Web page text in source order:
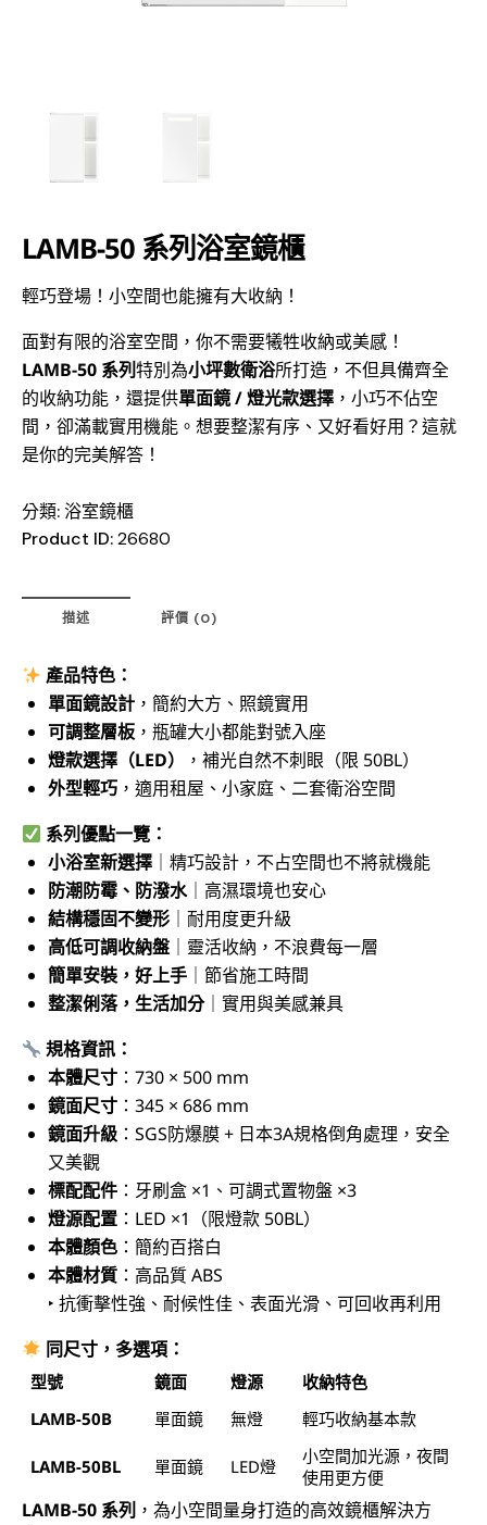
LAMB-50 系列浴室鏡櫃
輕巧登場！小空間也能擁有大收納！
面對有限的浴室空間，你不需要犧牲收納或美感！
LAMB-50 系列特別為小坪數衛浴所打造，不但具備齊全
的收納功能，還提供單面鏡 / 燈光款選擇 ，小巧不佔空
間，卻滿載實用機能。想要整潔有序、又好看好用？這就
是你的完美解答！
分類:浴室鏡櫃
Product ID:26680
描述 評價 (0)
產品特色：
單面鏡設計 ，簡約大方、照鏡實用
可調整層板 ，瓶罐大小都能對號入座
燈款選擇（LED）
，補光自然不刺眼（限 50BL）
外型輕巧 ，適用租屋、小家庭、二套衛浴空間
系列優點一覽：
小浴室新選擇 ｜精巧設計，不占空間也不將就機能
防潮防霉、防潑水｜高濕環境也安心
結構穩固不變形 ｜耐用度更升級
高低可調收納盤 ｜靈活收納，不浪費每一層
簡單安裝，好上手 ｜節省施工時間
整潔俐落，生活加分｜實用與美感兼具
規格資訊：
本體尺寸 ：730 × 500 mm
鏡面尺寸 ：345 × 686 mm
鏡面升級 ：SGS防爆膜 + 日本3A規格倒角處理，安全
又美觀
標配配件 ：牙刷盒 ×1、可調式置物盤 ×3
燈源配置 ：LED ×1（限燈款 50BL）
本體顏色 ：簡約百搭白
本體材質 ：高品質 ABS
‣ 抗衝擊性強、耐候性佳、表面光滑、可回收再利用
同尺寸，多選項：
型號 鏡面 燈源
收納特色
LAMB-50B
單面鏡 無燈 輕巧收納基本款
LAMB-50BL 單面鏡 LED燈
小空間加光源，夜間
使用更方便
LAMB-50 系列 ，為小空間量身打造的高效鏡櫃解決方